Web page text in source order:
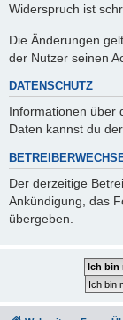
Widerspruch ist
Die Änderungen
der Nutzer seinen
DATENSCHUTZ
Informationen über
Daten kannst du
Der derzeitige
Ankündigung, das
übergeben.